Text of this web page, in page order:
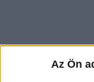
Az Ön
A Liszt
Soproni Tamás